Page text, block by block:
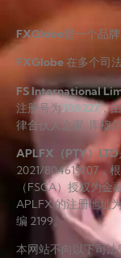
FXGlobe是一个品
FXGlobe在多个司
FS International
注册号为700227，
律合伙人之家, 库穆
APLFX（PTY）LTD
2021/804619/07，
（FSCA）授权为
APLFX 的注册地址
编 2199。
本网站不向以下司